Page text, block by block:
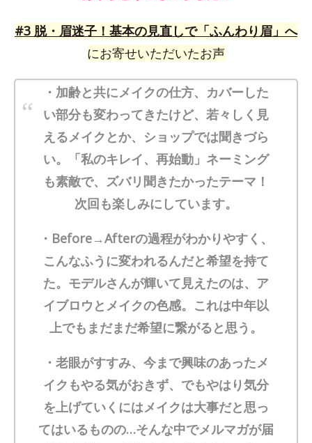
#3 脱・眉迷子！基本の見直しで「ふんわり眉」へ
にお寄せいただいたお声
・加齢と共にメイクの仕方、カバーした
い部分も変わってきたけど、若々しく見
えるメイクとか、ショップでは聞きづら
い。「私のキレイ、再始動」ネーミング
も素敵で、ズバリ聞きたかったテーマ！
次回も楽しみにしています。
・Before→Afterの過程がわかりやすく、
こんなふうに変われるんだと希望を持て
た。モデルさんが輝いて見えたのは、ア
イブロウとメイクの色感。これは中年以
上でもまだまだ希望に繋がると思う。
・老眼がすすみ、今まで興味のあったメ
イクもやる気がおきず、でもやはり気分
を上げていくにはメイクは大事だと思っ
てはいるものの…そんな中でメルマガが届